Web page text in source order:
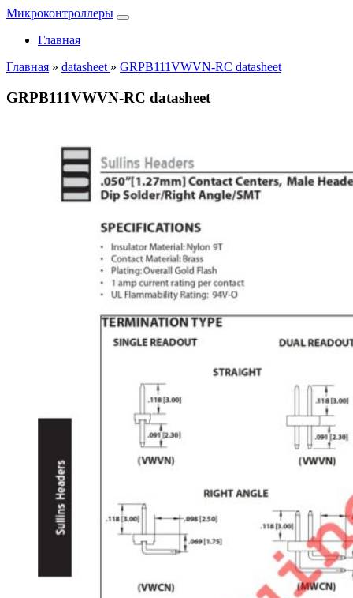
Микроконтроллеры
Главная
Главная » datasheet » GRPB111VWVN-RC datasheet
GRPB111VWVN-RC datasheet